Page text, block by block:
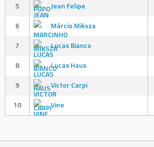
5
Jean Felipe
6
Márcio Miksza
7
Lucas Bianco
8
Lucas Haus
9
Victor Carpi
10
Vine